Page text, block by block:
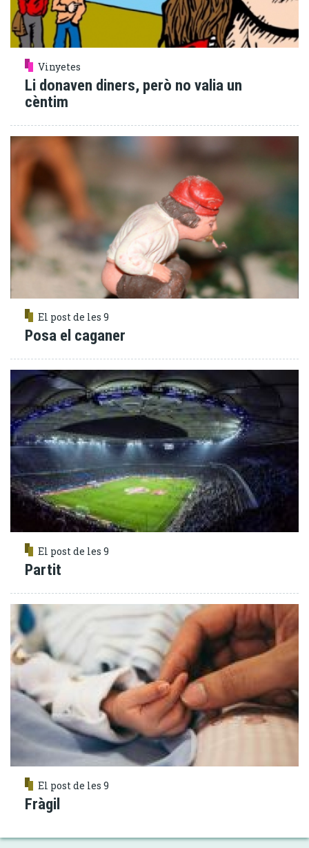
Vinyetes
Li donaven diners, però no valia un
cèntim
El post de les 9
Posa el caganer
El post de les 9
Partit
El post de les 9
Fràgil